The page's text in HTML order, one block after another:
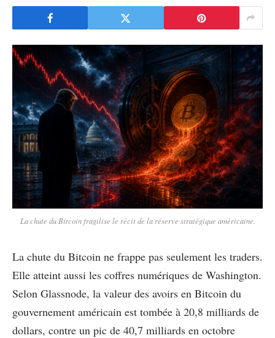
La chute du Bitcoin fragilise le récit de la réserve stratégique américaine.
La chute du Bitcoin ne frappe pas seulement les traders.
Elle atteint aussi les coffres numériques de Washington.
Selon Glassnode, la valeur des avoirs en Bitcoin du
gouvernement américain est tombée à 20,8 milliards de
dollars, contre un pic de 40,7 milliards en octobre